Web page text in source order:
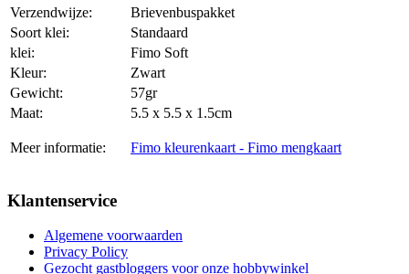
Verzendwijze:
Brievenbuspakket
Soort klei:
Standaard
klei:
Fimo Soft
Kleur:
Zwart
Gewicht:
57gr
Maat:
5.5 x 5.5 x 1.5cm
Meer informatie: Fimo kleurenkaart - Fimo mengkaart
Klantenservice
Algemene voorwaarden
Privacy Policy
Gezocht gastbloggers voor onze hobbywinkel